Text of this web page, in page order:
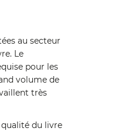
au secteur
Le
pour les
volume de
très
du livre